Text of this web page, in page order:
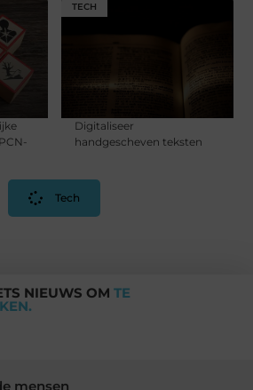
TECH
Digitaliseer
handgescheven teksten
Tech
NIEUWS OM TE
mensen